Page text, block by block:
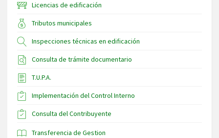
Licencias de edificación
Tributos municipales
Inspecciones técnicas en edificación
Consulta de trámite documentario
T.U.P.A.
Implementación del Control Interno
Consulta del Contribuyente
Transferencia de Gestion